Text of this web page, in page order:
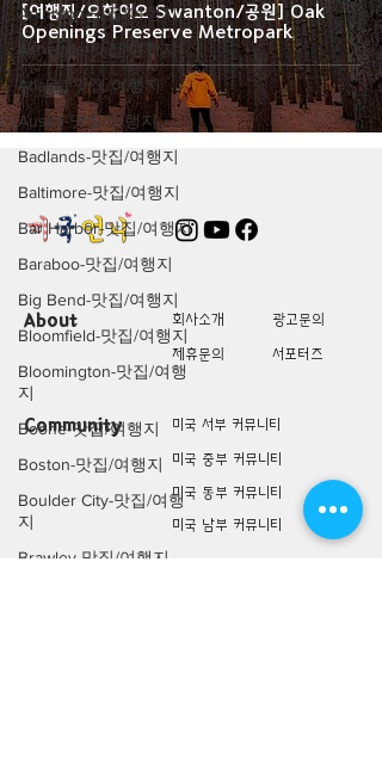
Arlington-맛집/여행지
Asheville-맛집/여행지
Atlanta-맛집/여행지
Austin-맛집/여행지
Badlands-맛집/여행지
Baltimore-맛집/여행지
Bar Harbor-맛집/여행지
Baraboo-맛집/여행지
Big Bend-맛집/여행지
Bloomfield-맛집/여행지
Bloomington-맛집/여행
지
Boone-맛집/여행지
Boston-맛집/여행지
Boulder City-맛집/여행
지
Brawley-맛집/여행지
[여행지/오하이오 Swanton/공원] Oak
Openings Preserve Metropark
About 회사소개
광고문의
제휴문의
서포터즈
Community
미국 서부 커뮤니티
미국 중부 커뮤니티
미국 동부 커뮤니티
미국 남부 커뮤니티